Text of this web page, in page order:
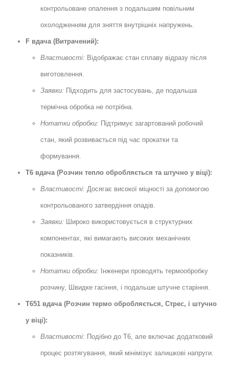
контрольоване опалення з подальшим повільним
охолодженням для зняття внутрішніх напружень.
F вдача (Витрачений):
Властивості: Відображає стан сплаву відразу після
виготовлення.
Заявки: Підходить для застосувань, де подальша
термічна обробка не потрібна.
Нотатки обробки: Підтримує загартований робочий
стан, який розвивається під час прокатки та
формування.
T6 вдача (Розчин тепло обробляється та штучно у віці):
Властивості: Досягає високої міцності за допомогою
контрольованого затвердіння опадів.
Заявки: Широко використовується в структурних
компонентах, які вимагають високих механічних
показників.
Нотатки обробки: Інженери проводять термообробку
розчину, Швидке гасіння, і подальше штучне старіння.
T651 вдача (Розчин термо обробляється, Стрес, і штучно
у віці):
Властивості: Подібно до T6, але включає додатковий
процес розтягування, який мінімізує залишкові напруги.